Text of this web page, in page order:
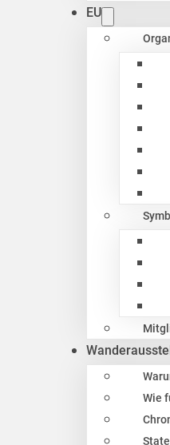
EU
Wie